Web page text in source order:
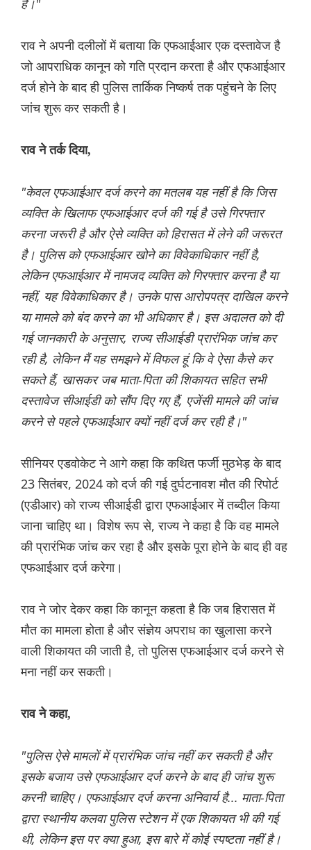
है।"
राव ने अपनी दलीलों में बताया कि एफआईआर एक दस्तावेज है
जो आपराधिक कानून को गति प्रदान करता है और एफआईआर
दर्ज होने के बाद ही पुलिस तार्किक निष्कर्ष तक पहुंचने के लिए
जांच शुरू कर सकती है।
राव ने तर्क दिया,
"केवल एफआईआर दर्ज करने का मतलब यह नहीं है कि जिस
व्यक्ति के खिलाफ एफआईआर दर्ज की गई है उसे गिरफ्तार
करना जरूरी है और ऐसे व्यक्ति को हिरासत में लेने की जरूरत
है। पुलिस को एफआईआर खोने का विवेकाधिकार नहीं है,
लेकिन एफआईआर में नामजद व्यक्ति को गिरफ्तार करना है या
नहीं, यह विवेकाधिकार है। उनके पास आरोपपत्र दाखिल करने
या मामले को बंद करने का भी अधिकार है। इस अदालत को दी
गई जानकारी के अनुसार, राज्य सीआईडी ​​प्रारंभिक जांच कर
रही है, लेकिन मैं यह समझने में विफल हूं कि वे ऐसा कैसे कर
सकते हैं, खासकर जब माता-पिता की शिकायत सहित सभी
दस्तावेज सीआईडी ​​को सौंप दिए गए हैं, एजेंसी मामले की जांच
करने से पहले एफआईआर क्यों नहीं दर्ज कर रही है।"
सीनियर एडवोकेट ने आगे कहा कि कथित फर्जी मुठभेड़ के बाद
23 सितंबर, 2024 को दर्ज की गई दुर्घटनावश मौत की रिपोर्ट
(एडीआर) को राज्य सीआईडी ​​द्वारा एफआईआर में तब्दील किया
जाना चाहिए था। विशेष रूप से, राज्य ने कहा है कि वह मामले
की प्रारंभिक जांच कर रहा है और इसके पूरा होने के बाद ही वह
एफआईआर दर्ज करेगा।
राव ने जोर देकर कहा कि कानून कहता है कि जब हिरासत में
मौत का मामला होता है और संज्ञेय अपराध का खुलासा करने
वाली शिकायत की जाती है, तो पुलिस एफआईआर दर्ज करने से
मना नहीं कर सकती।
राव ने कहा,
"पुलिस ऐसे मामलों में प्रारंभिक जांच नहीं कर सकती है और
इसके बजाय उसे एफआईआर दर्ज करने के बाद ही जांच शुरू
करनी चाहिए। एफआईआर दर्ज करना अनिवार्य है... माता-पिता
द्वारा स्थानीय कलवा पुलिस स्टेशन में एक शिकायत भी की गई
थी, लेकिन इस पर क्या हुआ, इस बारे में कोई स्पष्टता नहीं है।